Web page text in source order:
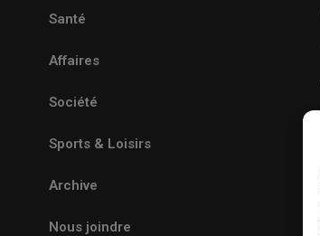
Santé
Affaires
Société
Sports & Loisirs
Archive
Nous joindre